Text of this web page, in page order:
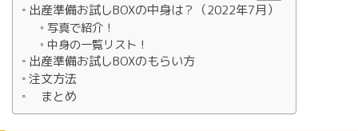
出産準備お試しBOXの中身は？（2022年7月）
写真で紹介！
中身の一覧リスト！
出産準備お試しBOXのもらい方
注文方法
まとめ